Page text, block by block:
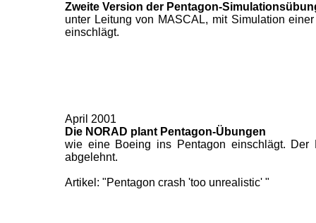
Zweite Version der Pentagon-
unter Leitung von MASCAL, mit Simulation
einschlägt.
April 2001
Die NORAD plant Pentagon-Übungen
wie eine Boeing ins Pentagon einschlägt.
abgelehnt.
Artikel: "Pentagon crash 'too unrealistic' "